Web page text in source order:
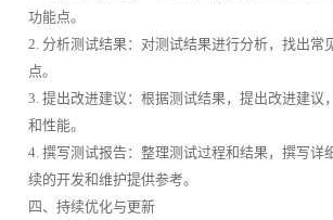
功能点。
2. 分析测试结果：对测试结果进行分析，找出常
点。
3. 提出改进建议：根据测试结果，提出改进建议
和性能。
4. 撰写测试报告：整理测试过程和结果，撰写详
续的开发和维护提供参考。
四、持续优化与更新